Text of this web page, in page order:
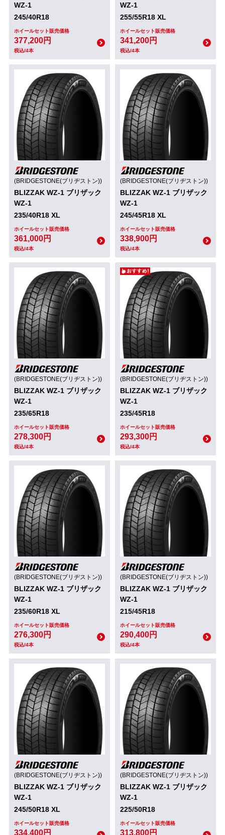
WZ-1
245/40R18
ホイールセット販売価格
377,200円
税込/4本
WZ-1
255/55R18 XL
ホイールセット販売価格
341,200円
税込/4本
(BRIDGESTONE(ブリヂストン))
BLIZZAK WZ-1 ブリザック
WZ-1
235/40R18 XL
ホイールセット販売価格
361,000円
税込/4本
(BRIDGESTONE(ブリヂストン))
BLIZZAK WZ-1 ブリザック
WZ-1
245/45R18 XL
ホイールセット販売価格
338,900円
税込/4本
(BRIDGESTONE(ブリヂストン))
BLIZZAK WZ-1 ブリザック
WZ-1
235/65R18
ホイールセット販売価格
278,300円
税込/4本
(BRIDGESTONE(ブリヂストン))
BLIZZAK WZ-1 ブリザック
WZ-1
235/45R18
ホイールセット販売価格
293,300円
税込/4本
(BRIDGESTONE(ブリヂストン))
BLIZZAK WZ-1 ブリザック
WZ-1
235/60R18 XL
ホイールセット販売価格
276,300円
税込/4本
(BRIDGESTONE(ブリヂストン))
BLIZZAK WZ-1 ブリザック
WZ-1
215/45R18
ホイールセット販売価格
290,400円
税込/4本
(BRIDGESTONE(ブリヂストン))
BLIZZAK WZ-1 ブリザック
WZ-1
245/50R18 XL
ホイールセット販売価格
334,400円
(BRIDGESTONE(ブリヂストン))
BLIZZAK WZ-1 ブリザック
WZ-1
225/50R18
ホイールセット販売価格
313,800円